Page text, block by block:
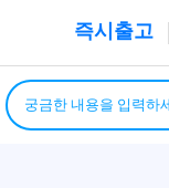
즉시출고